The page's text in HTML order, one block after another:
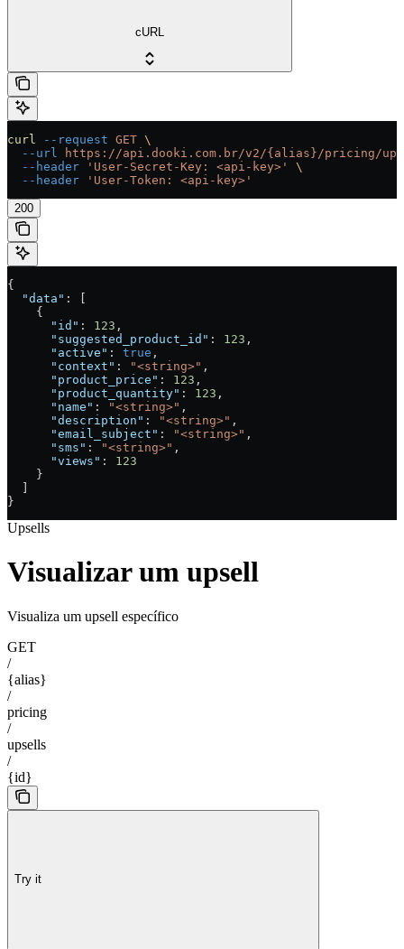
cURL
curl --request GET \
  --url
https://api.dooki.com.br/v2/{alias}/pricing/
  --header
'User-Secret-Key: <api-key>'
\
  --header
'User-Token: <api-key>'
200
{
  "data"
: [
    {
      "id"
: 123 ,
      "suggested_product_id"
: 123 ,
      "active"
: true ,
      "context"
: "<string>" ,
      "product_price"
: 123 ,
      "product_quantity"
: 123 ,
      "name"
: "<string>" ,
      "description"
: "<string>" ,
      "email_subject"
: "<string>" ,
      "sms"
: "<string>" ,
      "views"
: 123
    }
}
Upsells
Visualizar um upsell
Visualiza um upsell específico
GET
/
{alias}
/
pricing
/
upsells
/
{id}
Try it